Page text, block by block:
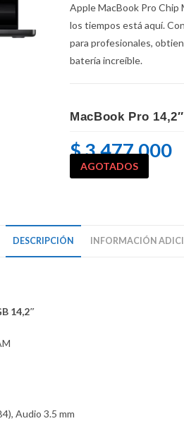
Apple MacBook Pro
los tiempos está aquí.
para profesionales,
batería increíble.
MacBook Pro
$3.477.000
AGOTADOS
DESCRIPCIÓN INFORMACIÓN
14,2″
Audio 3.5 mm